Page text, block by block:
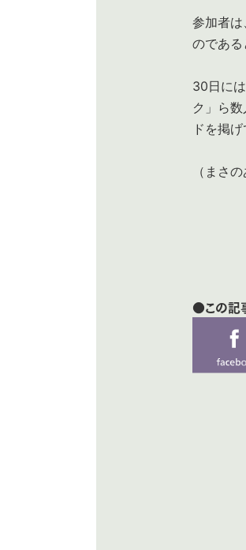
参加者
のである
30日に
ク」ら
ドを掲
（まさ
●この記